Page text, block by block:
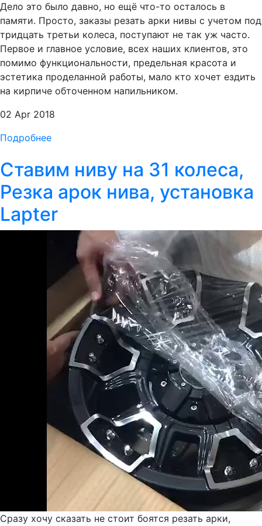
Дело это было давно, но ещё что-то осталось в
памяти. Просто, заказы резать арки нивы с учетом под
тридцать третьи колеса, поступают не так уж часто.
Первое и главное условие, всех наших клиентов, это
помимо функциональности, предельная красота и
эстетика проделанной работы, мало кто хочет ездить
на кирпиче обточенном напильником.
02 Apr 2018
Подробнее
Ставим ниву на 31 колеса,
Резка арок нива, установка
Lapter
Сразу хочу сказать не стоит боятся резать арки,